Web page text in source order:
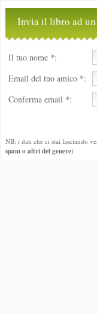
Invia il libro ad
Il tuo nome *:
Email del tuo amico *:
Conferma email *:
NB: i dati che ci stai lasciando
spam o altri del genere)